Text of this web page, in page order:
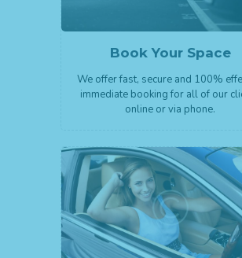
Book Your Space
We offer fast, secure and 100%
immediate booking for all of our
online or via phone.